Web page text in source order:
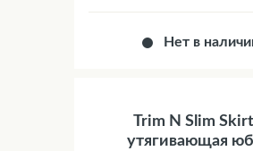
Нет в
Trim N Slim
утягивающая